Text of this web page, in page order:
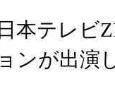
日本テレビ
ョンが出演